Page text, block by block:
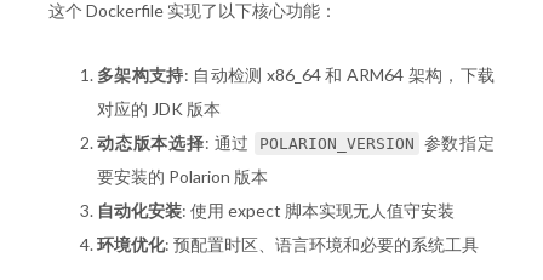
这个 Dockerfile 实现了以下核心功能：
多架构支持: 自动检测 x86_64 和 ARM64 架构，下载
对应的 JDK 版本
动态版本选择: 通过 POLARION_VERSION 参数指定
要安装的 Polarion 版本
自动化安装: 使用 expect 脚本实现无人值守安装
环境优化: 预配置时区、语言环境和必要的系统工具